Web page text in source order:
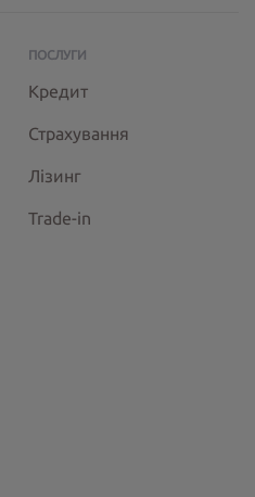
ПОСЛУГИ
Кредит
Страхування
Лізинг
Trade-in